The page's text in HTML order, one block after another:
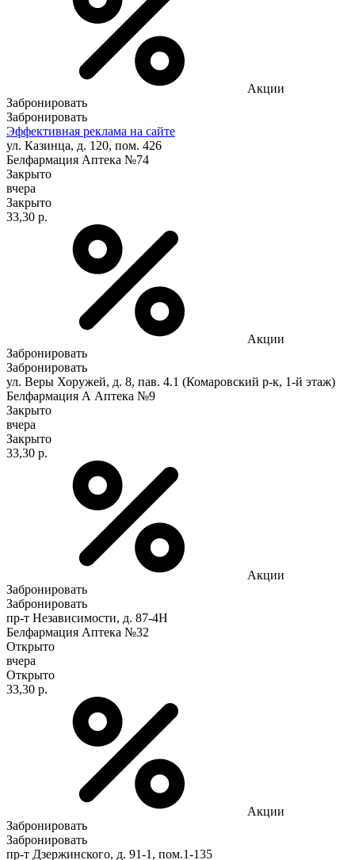
Акции
Забронировать
Забронировать
Эффективная реклама на сайте
ул. Казинца, д. 120, пом. 426
Белфармация Аптека №74
Закрыто
вчера
Закрыто
33,30 р.
Акции
Забронировать
Забронировать
ул. Веры Хоружей, д. 8, пав. 4.1 (Комаровский р-к, 1-й этаж)
Белфармация А Аптека №9
Закрыто
вчера
Закрыто
33,30 р.
Акции
Забронировать
Забронировать
пр-т Независимости, д. 87-4Н
Белфармация Аптека №32
Открыто
вчера
Открыто
33,30 р.
Акции
Забронировать
Забронировать
пр-т Дзержинского, д. 91-1, пом.1-135